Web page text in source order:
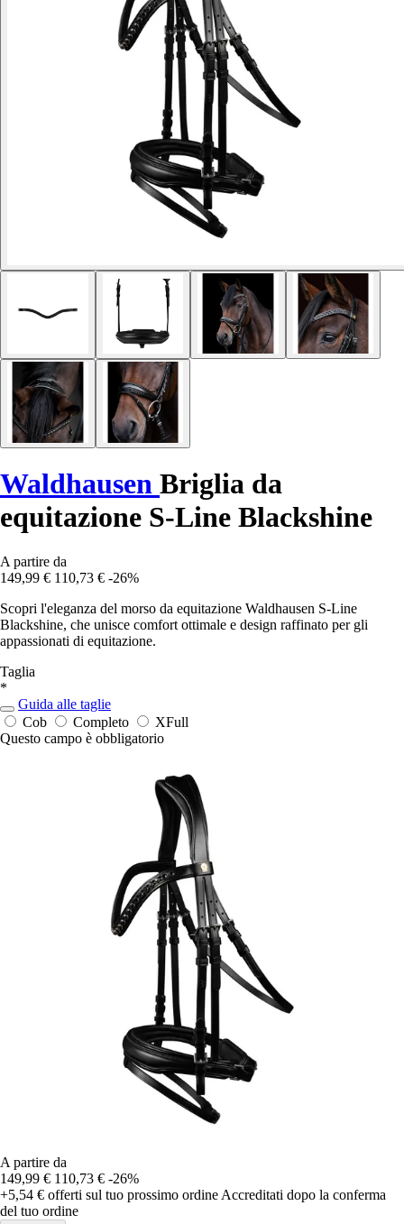
Waldhausen Briglia da
equitazione S-Line Blackshine
A partire da
149,99 € 110,73 € -26%
Scopri l'eleganza del morso da equitazione Waldhausen S-Line
Blackshine, che unisce comfort ottimale e design raffinato per gli
appassionati di equitazione.
Taglia
*
Guida alle taglie
Cob
Completo
XFull
Questo campo è obbligatorio
A partire da
149,99 € 110,73 € -26%
+5,54 € offerti sul tuo prossimo ordine Accreditati dopo la conferma
del tuo ordine